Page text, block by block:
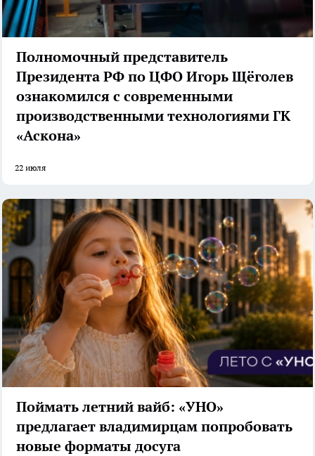
Полномочный представитель
Президента РФ по ЦФО Игорь Щёголев
ознакомился с современными
производственными технологиями ГК
«Аскона»
22 июля
Поймать летний вайб: «УНО»
предлагает владимирцам попробовать
новые форматы досуга